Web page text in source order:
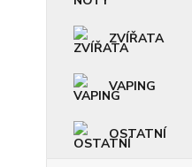
ZVÍŘATA
VAPING
OSTATNÍ